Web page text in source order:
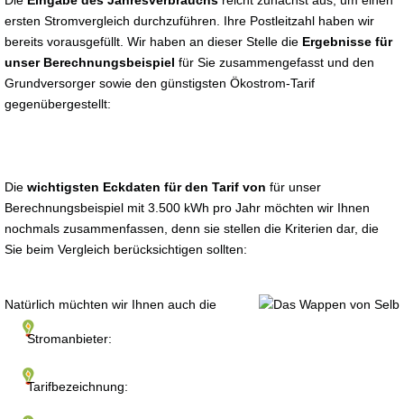
ersten Stromvergleich durchzuführen. Ihre Postleitzahl haben wir
bereits vorausgefüllt. Wir haben an dieser Stelle die Ergebnisse für
unser Berechnungsbeispiel für Sie zusammengefasst und den
Grundversorger sowie den günstigsten Ökostrom-Tarif
gegenübergestellt:
Die wichtigsten Eckdaten für den Tarif von für unser
Berechnungsbeispiel mit 3.500 kWh pro Jahr möchten wir Ihnen
nochmals zusammenfassen, denn sie stellen die Kriterien dar, die
Sie beim Vergleich berücksichtigen sollten:
Stromanbieter:
Tarifbezeichnung:
Natürlich müchten wir Ihnen auch die